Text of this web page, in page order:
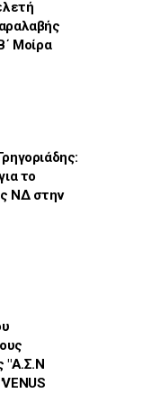
Μοίρα
το
ΝΔ στην
"Α.Σ.Ν